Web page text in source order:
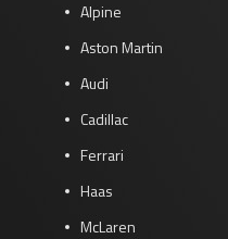
Alpine
Aston Martin
Audi
Cadillac
Ferrari
Haas
McLaren